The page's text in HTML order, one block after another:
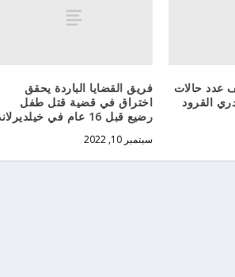
عدد حالات
القرود
فريق القضايا الباردة يحقق
اختراق في قضية قتل طفل
رضيع قبل 16 عام في خيلديرلاند
سبتمبر 10, 2022